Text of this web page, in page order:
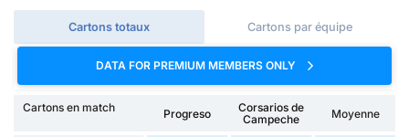
Cartons totaux Cartons par équipe
DATA FOR PREMIUM MEMBERS ONLY
Cartons en match Progreso
Corsarios de
Campeche
Moyenne